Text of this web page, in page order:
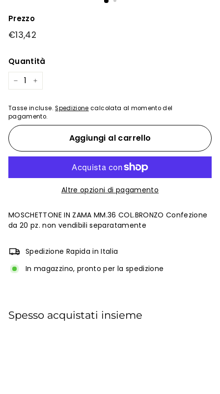
Prezzo
Prezzo
€13,42
Quantità
Tasse incluse.Spedizione calcolata al momento del
pagamento.
Aggiungi al carrello
Altre opzioni di pagamento
MOSCHETTONE IN ZAMA MM.36 COL.BRONZO Confezione
da 20 pz. non vendibili separatamente
Spedizione Rapida in Italia
In magazzino, pronto per la spedizione
Spesso acquistati insieme